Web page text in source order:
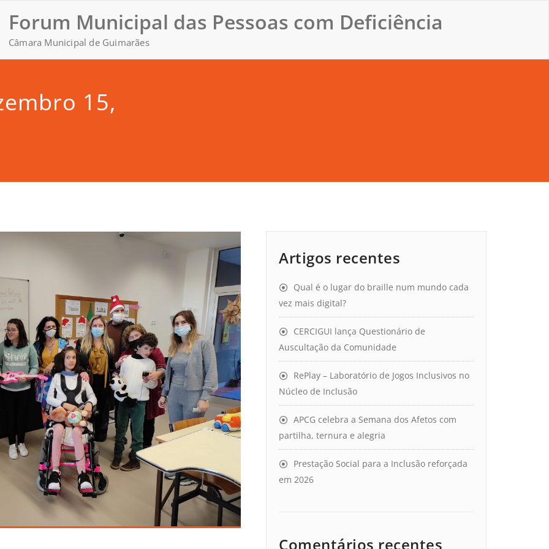
Forum Municipal das Pessoas com Deficiência
Câmara Municipal de Guimarães
15,
Artigos recentes
Qual é o lugar do braille num mundo cada
vez mais digital?
CERCIGUI lança Questionário de
Auscultação da Comunidade
RePlay – Laboratório de Jogos Inclusivos no
Núcleo de Inclusão
APCG celebra a Semana dos Afetos com
partilha, ternura e alegria
Prestação Social para a Inclusão reforçada
em 2026
Comentários recentes